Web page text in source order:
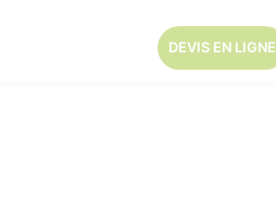
DEVIS EN LIGNE